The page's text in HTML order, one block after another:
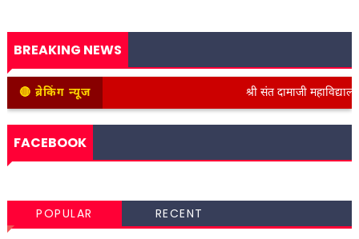
BREAKING NEWS
🔴 ब्रेकिंग न्यूज श्री संत दामाजी महाविद्यालयात
FACEBOOK
POPULAR RECENT